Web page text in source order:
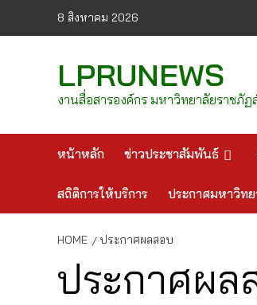
8 สิงหาคม 2026
LPRUNEWS
งานสื่อสารองค์กร มหาวิทยาลัยราชภัฏ
หน้าหลัก ข่าวประชาสัมพันธ์
สถิติการให้บริการ ประกาศมหาวิท
HOME ประกาศผลสอบ
ประกาศผล